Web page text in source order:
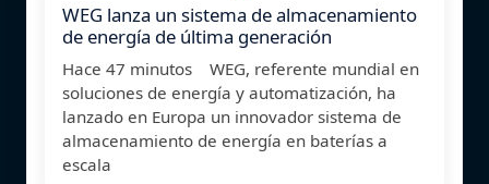
WEG lanza un sistema de almacenamiento
de energía de última generación
Hace 47 minutos WEG, referente mundial en
soluciones de energía y automatización, ha
lanzado en Europa un innovador sistema de
almacenamiento de energía en baterías a
escala